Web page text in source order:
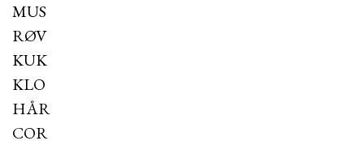
MUS
RØV
KUK
KLO
HÅR
COR